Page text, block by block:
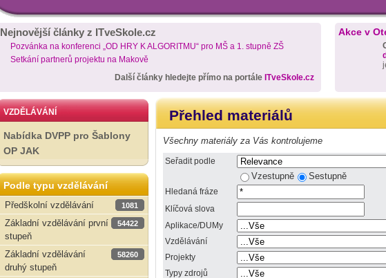
Nejnovější články z ITveSkole.cz
Pozvánka na konferenci „OD HRY K ALGORITMU“ pro MŠ a 1. stupně ZŠ
Setkání partnerů projektu na Makově
Další články hledejte přímo na portále ITveSkole.cz
Akce v
VZDĚLÁVÁNÍ
Nabídka DVPP pro Šablony
OP JAK
Podle typu vzdělávání
Předškolní vzdělávání
1081
Základní vzdělávání první
stupeň
54422
Základní vzdělávání
druhý stupeň
58260
Přehled materiálů
Všechny materiály za Vás kontrolujeme
Seřadit podle
Vzestupně Sestupně
Hledaná fráze
Klíčová slova
Aplikace/DUMy
Vzdělávání
Projekty
Typy zdrojů